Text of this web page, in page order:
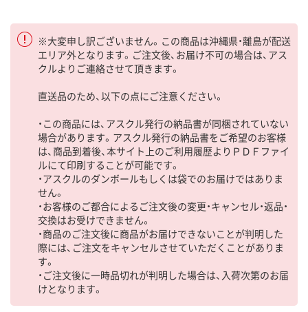
※大変申し訳ございません。この商品は沖縄県・離島が配送
エリア外となります。ご注文後、お届け不可の場合は、アス
クルよりご連絡させて頂きます。
直送品のため、以下の点にご注意ください。
・この商品には、アスクル発行の納品書が同梱されていない
場合があります。アスクル発行の納品書をご希望のお客様
は、商品到着後、本サイト上のご利用履歴よりＰＤＦファイ
ルにて印刷することが可能です。
・アスクルのダンボールもしくは袋でのお届けではありま
せん。
・お客様のご都合によるご注文後の変更・キャンセル・返品・
交換はお受けできません。
・商品のご注文後に商品がお届けできないことが判明した
際には、ご注文をキャンセルさせていただくことがありま
す。
・ご注文後に一時品切れが判明した場合は、入荷次第のお届
けとなります。